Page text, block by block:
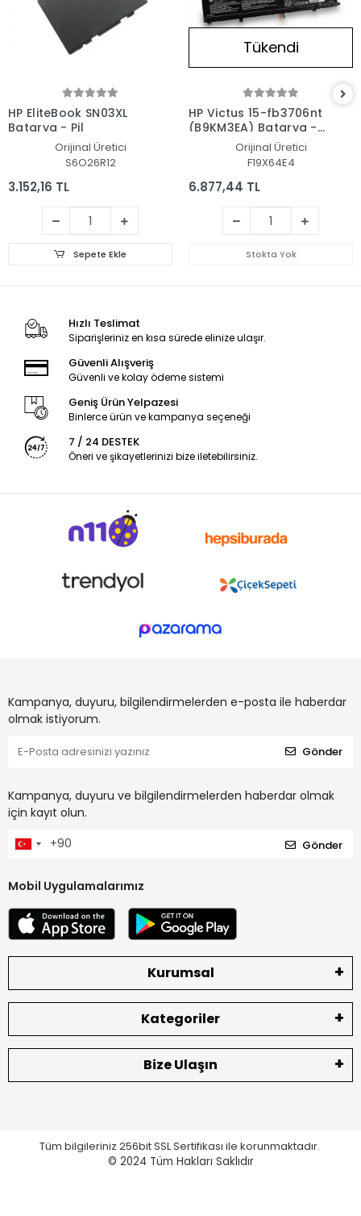
HP EliteBook SN03XL
Batarya - Pil
Orijinal Üretici
S6O26R12
3.152,16 TL
Sepete Ekle
Tükendi
HP Victus 15-fb3706nt
(B9KM3EA) Batarya -
Orijinal Üretici
F19X64E4
6.877,44 TL
Stokta Yok
Hızlı Teslimat
Siparişleriniz en kısa sürede elinize ulaşır.
Güvenli Alışveriş
Güvenli ve kolay ödeme sistemi
Geniş Ürün Yelpazesi
Binlerce ürün ve kampanya seçeneği
7 / 24 DESTEK
Öneri ve şikayetlerinizi bize iletebilirsiniz.
Kampanya, duyuru, bilgilendirmelerden e-posta ile haberdar
olmak istiyorum.
Gönder
Kampanya, duyuru ve bilgilendirmelerden haberdar olmak
için kayıt olun.
Gönder
Mobil Uygulamalarımız
Kurumsal
Kategoriler
Bize Ulaşın
Tüm bilgileriniz 256bit SSL Sertifikası ile korunmaktadır.
© 2024 Tüm Hakları Saklıdır